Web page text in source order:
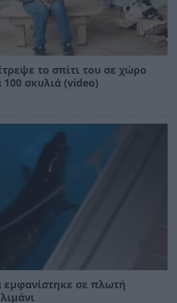
το σπίτι του σε χώρο
100 σκυλιά (video)
σε πλωτή